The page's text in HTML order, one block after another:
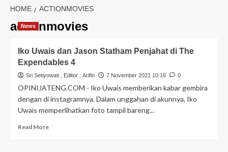
HOME ACTIONMOVIES
actionmovies
News
Iko Uwais dan Jason Statham Penjahat di The
Expendables 4
Sri Setiyowati , Editor : Arifin 7 November 2021 10:16 0
OPINIJATENG.COM - Iko Uwais memberikan kabar gembira
dengan di instagramnya. Dalam unggahan di akunnya, Iko
Uwais memperlihatkan foto tampil bareng...
Read More